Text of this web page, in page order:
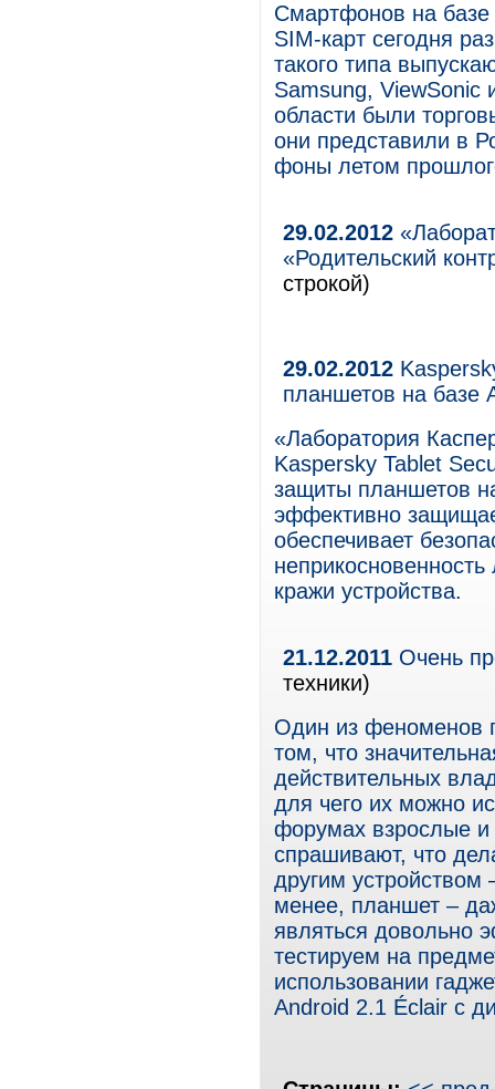
Смартфонов на
SIM-карт сегодня
такого типа
Samsung, ViewSonic
области были
они представили в
фоны летом
29.02.2012
«Родительский
строкой)
29.02.2012
планшетов на базе
«Лаборатория
Kaspersky Tablet
защиты планшетов
эффективно
обеспечивает
кражи устройства.
21.12.2011 Очень
техники)
Один из феноменов
том, что
действительных
для чего их можно
форумах взрослые
спрашивают, что
другим устройством
менее, планшет –
являться довольно
тестируем на
использовании
Android 2.1 Éclair с